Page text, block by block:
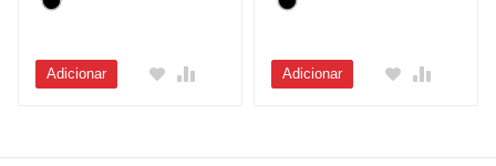
Adicionar Adicionar